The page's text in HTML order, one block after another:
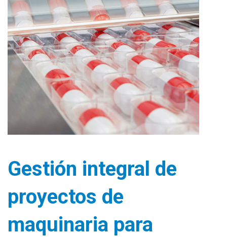
Gestión integral de
proyectos de
maquinaria para